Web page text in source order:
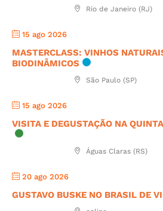
Rio de Janeiro (RJ)
15 ago 2026
MASTERCLASS: VINHOS
BIODINÂMICOS
São Paulo (SP)
15 ago 2026
VISITA E DEGUSTAÇÃO NA
Águas Claras (RS)
20 ago 2026
GUSTAVO BUSKE NO BRASIL DE